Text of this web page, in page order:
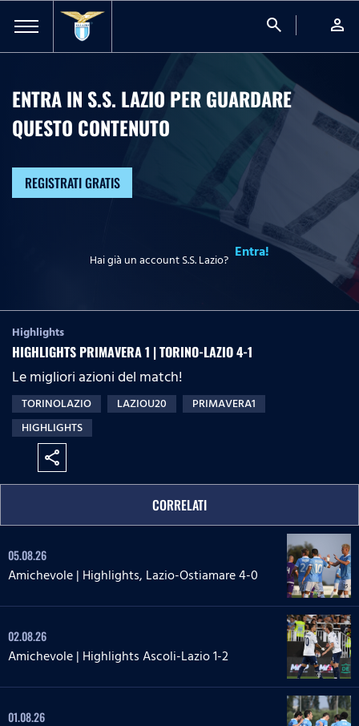
search person
ENTRA IN S.S. LAZIO PER GUARDARE
QUESTO CONTENUTO
REGISTRATI GRATIS
Hai già un account S.S. Lazio? Entra!
Highlights
HIGHLIGHTS PRIMAVERA 1 | TORINO-LAZIO 4-1
Le migliori azioni del match!
TORINOLAZIO LAZIOU20
PRIMAVERA1
HIGHLIGHTS
share
CORRELATI
05.08.26
Amichevole | Highlights, Lazio-Ostiamare 4-0
02.08.26
Amichevole | Highlights Ascoli-Lazio 1-2
01.08.26